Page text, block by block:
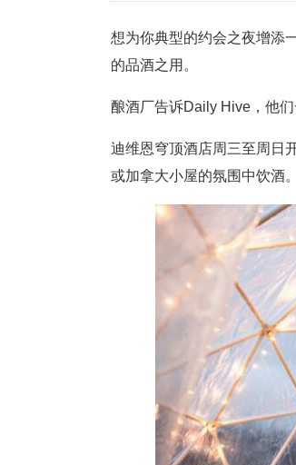
想为你典型的约会之夜增添
的品酒之用。
酿酒厂告诉Daily Hive，他
迪维恩穹顶酒店周三至周日
或加拿大小屋的氛围中饮酒。